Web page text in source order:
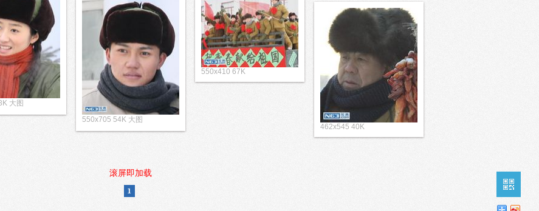
大图
550x705 54K 大图
550x410 67K
462x545 40K
滚屏即加载
1